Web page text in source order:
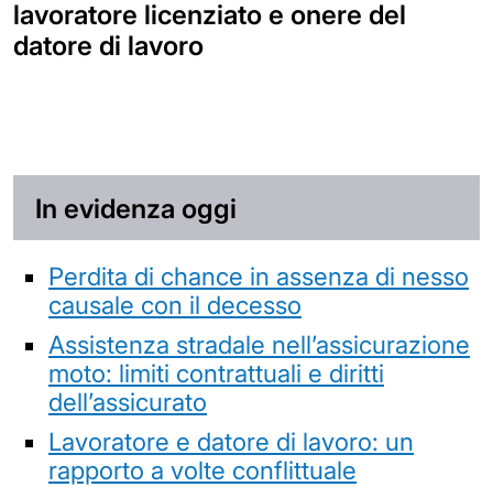
lavoratore licenziato e onere del
datore di lavoro
In evidenza oggi
Perdita di chance in assenza di nesso
causale con il decesso
Assistenza stradale nell’assicurazione
moto: limiti contrattuali e diritti
dell’assicurato
Lavoratore e datore di lavoro: un
rapporto a volte conflittuale